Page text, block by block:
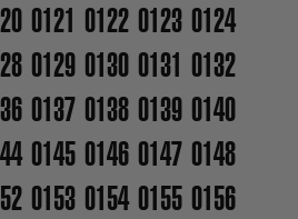
0121 0122 0123 0124
0129 0130 0131 0132
0137 0138 0139 0140
0145 0146 0147 0148
0153 0154 0155 0156